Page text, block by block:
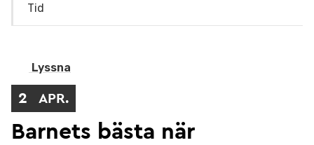
Lyssna
2 APR.
Barnets bästa när
Tid